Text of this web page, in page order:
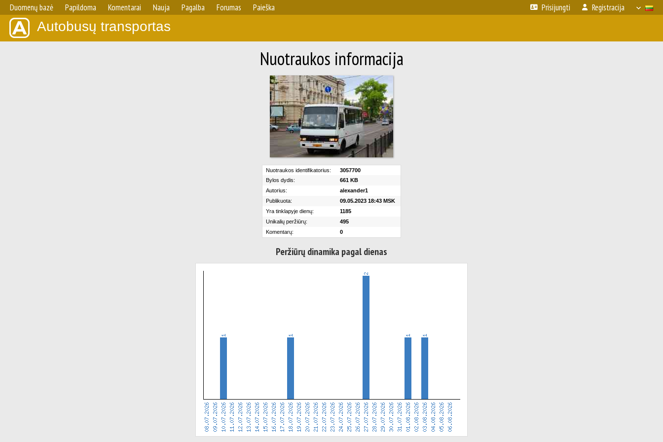
Duomenų bazė Papildoma Komentarai Nauja Pagalba Forumas Paieška Prisijungti Registracija
Autobusų transportas
Nuotraukos informacija
Nuotraukos identifikatorius:
3057700
Bylos dydis:
661 KB
Autorius:
alexander1
Publikuota:
09.05.2023 18:43 MSK
Yra tinklapyje dienų:
1185
Unikalių peržiūrų:
495
Komentarų:
0
Peržiūrų dinamika pagal dienas